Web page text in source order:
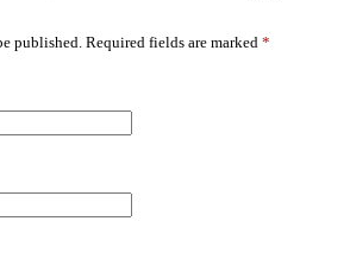
published. Required fields are marked *